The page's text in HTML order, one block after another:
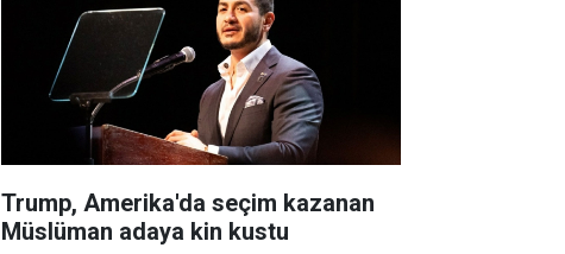
Trump, Amerika'da seçim kazanan
Müslüman adaya kin kustu